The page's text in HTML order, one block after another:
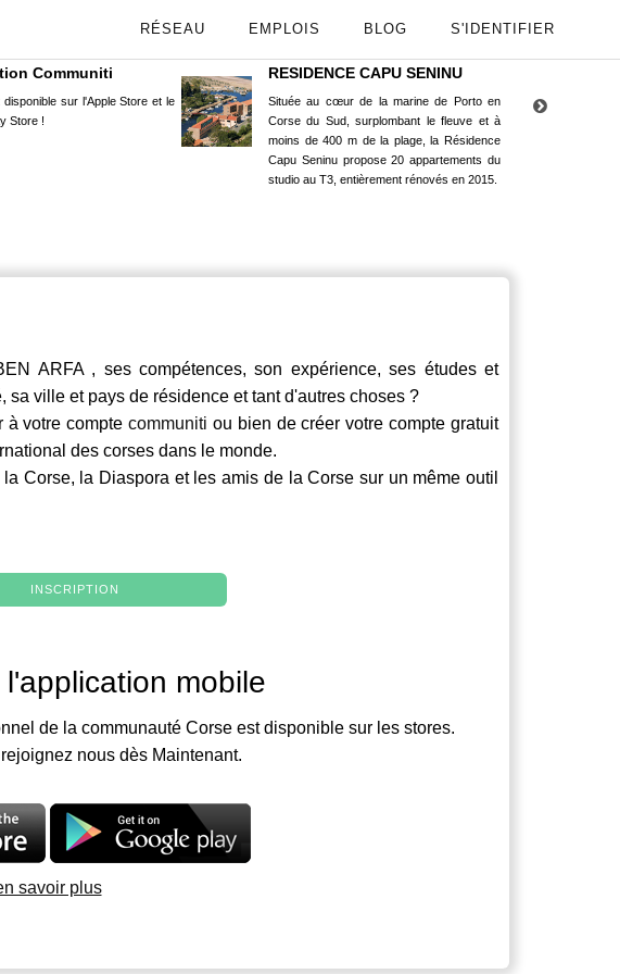
RÉSEAU EMPLOIS BLOG S'IDENTIFIER
Communiti
disponible sur l'Apple Store et le
Store !
RESIDENCE CAPU SENINU
Située au cœur de la marine de Porto en
Corse du Sud, surplombant le fleuve et à
moins de 400 m de la plage, la Résidence
Capu Seninu propose 20 appartements du
studio au T3, entièrement rénovés en 2015.
ARFA , ses compétences, son expérience, ses études et
ville et pays de résidence et tant d'autres choses ?
à votre comptecommuniti ou bien de créer votre compte gratuit
des corses dans le monde.
Corse, la Diaspora et les amis de la Corse sur un même outil
INSCRIPTION
mobile
de la communauté Corse est disponible sur les stores.
nous dès Maintenant.
savoir plus